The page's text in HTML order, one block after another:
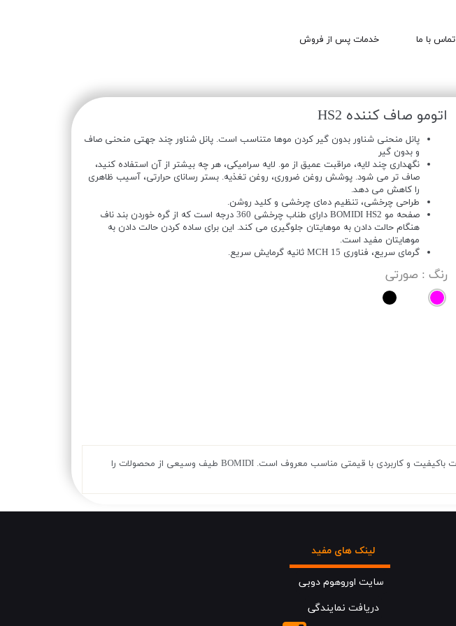
تماس با ما خدمات پس از فروش
اتومو صاف کننده HS2
پانل منحنی شناور بدون گیر کردن موها متناسب است. پانل شناور چند جهتی منحنی صاف
و بدون گیر
نگهداری چند لایه، مراقبت عمیق از مو. لایه سرامیکی، هر چه بیشتر از آن استفاده کنید،
صاف تر می شود. پوشش روغن ضروری، روغن تغذیه. بستر رسانای حرارتی، آسیب ظاهری
را کاهش می دهد.
طراحی چرخشی، تنظیم دمای چرخشی و کلید روشن.
صفحه مو BOMIDI HS2 دارای طناب چرخشی 360 درجه است که از گره خوردن بند ناف
هنگام حالت دادن به موهایتان جلوگیری می کند. این برای ساده کردن حالت دادن به
موهایتان مفید است.
گرمای سریع، فناوری MCH 15 ثانیه گرمایش سریع.
رنگ : صورتی
Bomidi یک برند خلاق و نوآور در زمینه تولید لوازم آرایشی بهداشتی و شخصی است که به ارائه محصولات باکیفیت و کاربردی با قیمتی مناسب معروف است. BOMIDI طیف وسیعی از محصولات را
سایت اوروهوم دوبی
دریافت نمایندگی
لینک های مفید